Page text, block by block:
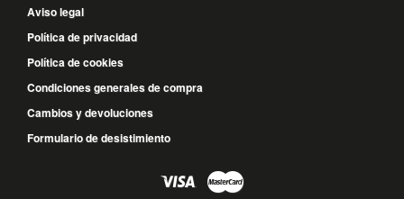
Aviso legal
Política de privacidad
Política de cookies
Condiciones generales de compra
Cambios y devoluciones
Formulario de desistimiento